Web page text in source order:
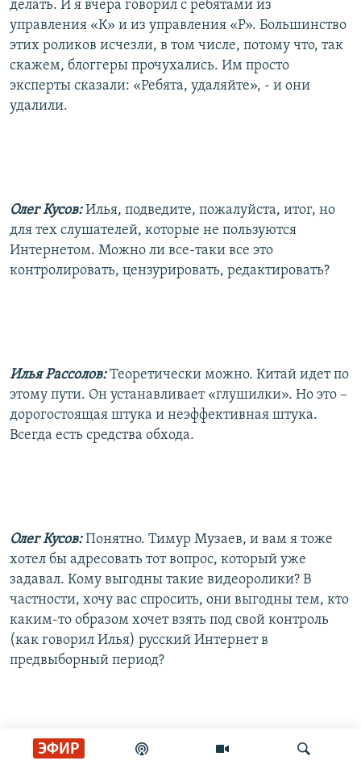
ЭФИР
делать. И я вчера говорил с ребятами из
управления «К» и из управления «Р». Большинство
этих роликов исчезли, в том числе, потому что, так
скажем, блоггеры прочухались. Им просто
эксперты сказали: «Ребята, удаляйте», - и они
удалили.
Олег Кусов:Илья, подведите, пожалуйста, итог, но
для тех слушателей, которые не пользуются
Интернетом. Можно ли все-таки все это
контролировать, цензурировать, редактировать?
Илья Рассолов:Теоретически можно. Китай идет по
этому пути. Он устанавливает «глушилки». Но это –
дорогостоящая штука и неэффективная штука.
Всегда есть средства обхода.
Олег Кусов:Понятно. Тимур Музаев, и вам я тоже
хотел бы адресовать тот вопрос, который уже
задавал. Кому выгодны такие видеоролики? В
частности, хочу вас спросить, они выгодны тем, кто
каким-то образом хочет взять под свой контроль
(как говорил Илья) русский Интернет в
предвыборный период?